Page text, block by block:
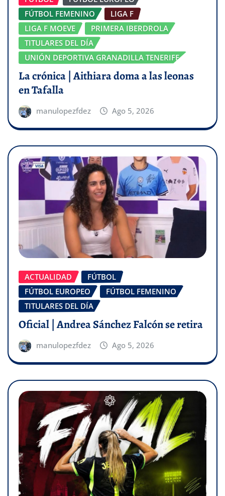
FÚTBOL FEMENINO
LIGA F
LIGA F MOEVE
PRIMERA IBERDROLA
TITULARES DEL DÍA
UNIÓN DEPORTIVA GRANADILLA TENERIFE
La crónica | Aithiara doma a las leonas
en Tafalla
manulopezfdez Ago 5, 2026
ACTUALIDAD
FÚTBOL
FÚTBOL EUROPEO
FÚTBOL FEMENINO
TITULARES DEL DÍA
Oficial | Andrea Sánchez Falcón se retira
manulopezfdez Ago 5, 2026